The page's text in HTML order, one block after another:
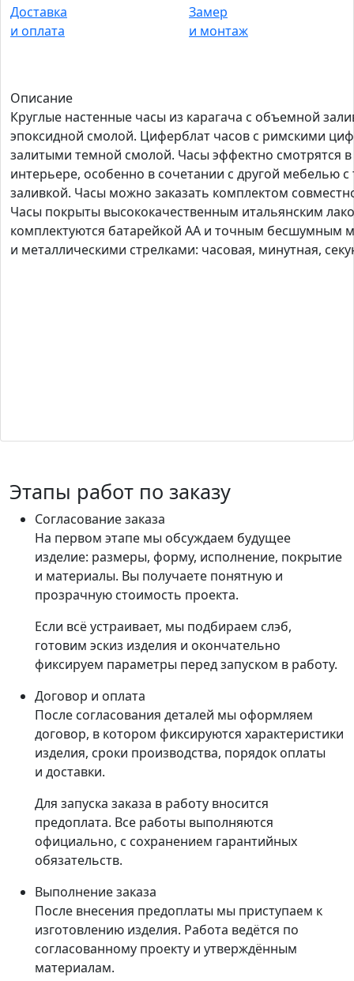
Доставка
и оплата
Замер
и монтаж
Описание
Круглые настенные часы из карагача с объемной
эпоксидной смолой. Циферблат часов с римскими
залитыми темной смолой. Часы эффектно смотрятся
интерьере, особенно в сочетании с другой мебелью с
заливкой. Часы можно заказать комплектом
Часы покрыты высококачественным итальянским
комплектуются батарейкой АА и точным бесшумным
и металлическими стрелками: часовая, минутная,
Этапы работ по заказу
Согласование заказа
На первом этапе мы обсуждаем будущее
изделие: размеры, форму, исполнение, покрытие
и материалы. Вы получаете понятную и
прозрачную стоимость проекта.
Если всё устраивает, мы подбираем слэб,
готовим эскиз изделия и окончательно
фиксируем параметры перед запуском в работу.
Договор и оплата
После согласования деталей мы оформляем
договор, в котором фиксируются характеристики
изделия, сроки производства, порядок оплаты
и доставки.
Для запуска заказа в работу вносится
предоплата. Все работы выполняются
официально, с сохранением гарантийных
обязательств.
Выполнение заказа
После внесения предоплаты мы приступаем к
изготовлению изделия. Работа ведётся по
согласованному проекту и утверждённым
материалам.